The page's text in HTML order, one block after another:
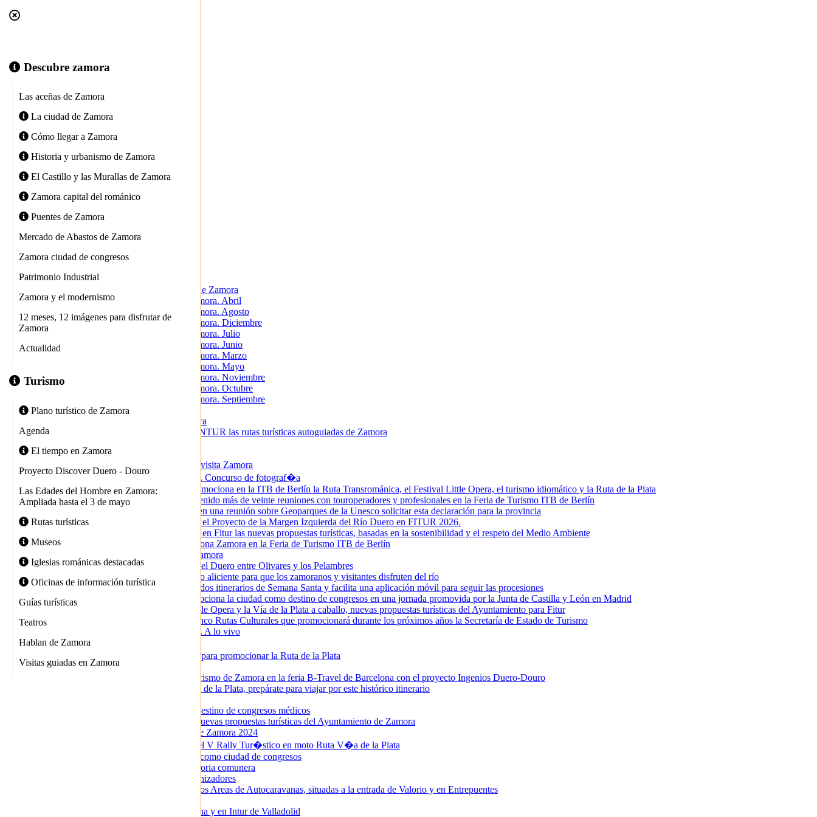
oficinaturismo@zamora.es
+34 980 533 694
Descubre zamora
Las aceñas de Zamora
La ciudad de Zamora
Cómo llegar a Zamora
Historia y urbanismo de Zamora
El Castillo y las Murallas de Zamora
Zamora capital del románico
Puentes de Zamora
Mercado de Abastos de Zamora
Zamora ciudad de congresos
Patrimonio Industrial
Zamora y el modernismo
12 meses, 12 imágenes para disfrutar de
Zamora
Actualidad
Turismo
Plano turístico de Zamora
Agenda
El tiempo en Zamora
Proyecto Discover Duero - Douro
Las Edades del Hombre en Zamora:
Ampliada hasta el 3 de mayo
Rutas turísticas
Museos
Iglesias románicas destacadas
Oficinas de información turística
Guías turísticas
Teatros
Hablan de Zamora
Visitas guiadas en Zamora
Mapa del sitio
Descubre zamora
12 meses, 12 imágenes para disfrutar de Zamora
12 meses, 12 imágenes para Zamora. Abril
12 meses, 12 imágenes para Zamora. Agosto
12 meses, 12 imágenes para Zamora. Diciembre
12 meses, 12 imágenes para Zamora. Julio
12 meses, 12 imágenes para Zamora. Junio
12 meses, 12 imágenes para Zamora. Marzo
12 meses, 12 imágenes para Zamora. Mayo
12 meses, 12 imágenes para Zamora. Noviembre
12 meses, 12 imágenes para Zamora. Octubre
12 meses, 12 imágenes para Zamora. Septiembre
Actualidad
9 rutas BTT alrededor de Zamora
Christoph Strieder presenta en INTUR las rutas turísticas autoguiadas de Zamora
Ciudades AVE
Crece el número de turistas que visita Zamora
D�a de la ruta de la plata 2020. Concurso de fotograf�a
El Ayuntamiento de Zamora promociona en la ITB de Berlín la Ruta Transrománica, el Festival Little Opera, el turismo idiomático y la Ruta de la Plata
El concejal de Turismo ha mantenido más de veinte reuniones con touroperadores y profesionales en la Feria de Turismo ITB de Berlín
El concejal de Turismo plantea en una reunión sobre Geoparques de la Unesco solicitar esta declaración para la provincia
El concejal de Turismo presenta el Proyecto de la Margen Izquierda del Río Duero en FITUR 2026.
El concejal de Turismo presenta en Fitur las nuevas propuestas turísticas, basadas en la sostenibilidad y el respeto del Medio Ambiente
El concejal de Turismo promociona Zamora en la Feria de Turismo ITB de Berlín
El turismo sigue creciendo en Zamora
Instalada la barca de paso sobre el Duero entre Olivares y los Pelambres
La BarcaZa del Duero, un nuevo aliciente para que los zamoranos y visitantes disfruten del río
La Concejalía de Turismo edita dos itinerarios de Semana Santa y facilita una aplicación móvil para seguir las procesiones
La Concejalía de Turismo promociona la ciudad como destino de congresos en una jornada promovida por la Junta de Castilla y León en Madrid
La Muralla, el Modernismo, Little Opera y la Vía de la Plata a caballo, nuevas propuestas turísticas del Ayuntamiento para Fitur
La Vía de la Plata, una de las cinco Rutas Culturales que promocionará durante los próximos años la Secretaría de Estado de Turismo
Mercado de Abastos de Zamora. A lo vivo
Mercado ecol�gico 27 de abril
Motos, bicicletas y gastronomía para promocionar la Ruta de la Plata
Ovinnova 2018
Participación del Concejal de turismo de Zamora en la feria B-Travel de Barcelona con el proyecto Ingenios Duero-Douro
Pasaporte Digital de la Ruta Vía de la Plata, prepárate para viajar por este histórico itinerario
Presentación de Zamora como destino de congresos médicos
Presentación en FITUR de las nuevas propuestas turísticas del Ayuntamiento de Zamora
Programa de la Semana Santa de Zamora 2024
Se abren las inscripciones para el V Rally Tur�stico en moto Ruta V�a de la Plata
Se confirma el auge de Zamora como ciudad de congresos
X simposio internacional de historia comunera
Zamora 2022: el año de los polinizadores
Zamora dispone desde hoy de dos Areas de Autocaravanas, situadas a la entrada de Valorio y en Entrepuentes
Zamora en la IBTM de Barcelona y en Intur de Valladolid